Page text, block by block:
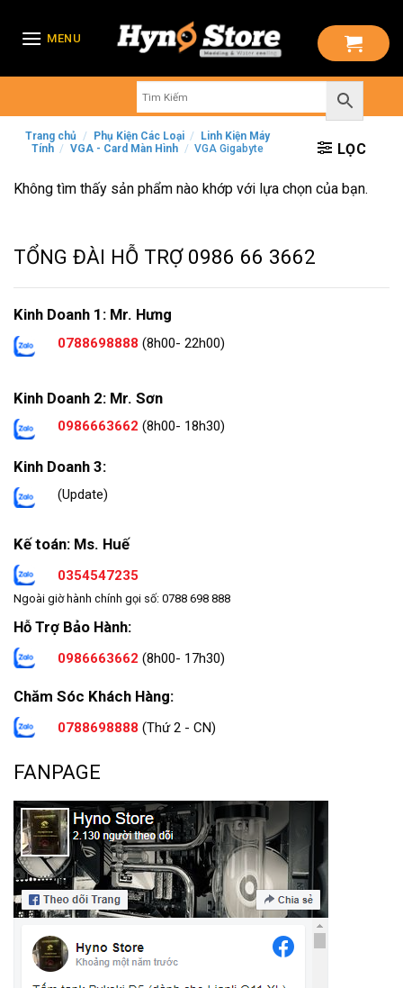
MENU
Trang chủ / Phụ Kiện Các Loại /
Linh Kiện Máy
Tính / VGA - Card Màn Hình / VGA Gigabyte LỌC
Không tìm thấy sản phẩm nào khớp với lựa chọn của bạn.
TỔNG ĐÀI HỖ TRỢ 0986 66 3662
Kinh Doanh 1: Mr. Hưng
0788698888 (8h00- 22h00)
Kinh Doanh 2: Mr. Sơn
0986663662 (8h00- 18h30)
Kinh Doanh 3:
(Update)
Kế toán: Ms. Huế
0354547235
Ngoài giờ hành chính gọi số: 0788 698 888
Hỗ Trợ Bảo Hành:
0986663662 (8h00- 17h30)
Chăm Sóc Khách Hàng:
0788698888 (Thứ 2 - CN)
FANPAGE